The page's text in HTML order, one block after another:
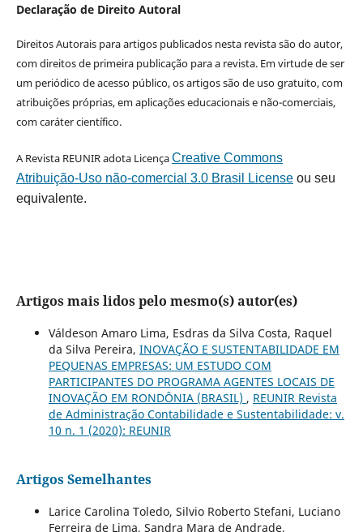
Declaração de Direito Autoral
Direitos Autorais para artigos publicados nesta revista são do autor,
com direitos de primeira publicação para a revista. Em virtude de ser
um periódico de acesso público, os artigos são de uso gratuito, com
atribuições próprias, em aplicações educacionais e não-comerciais,
com caráter científico.
A Revista REUNIR adota LicençaCreative Commons
Atribuição-Uso não-comercial 3.0 Brasil Licenseou seu
equivalente.
Artigos mais lidos pelo mesmo(s) autor(es)
Váldeson Amaro Lima, Esdras da Silva Costa, Raquel
da Silva Pereira, INOVAÇÃO E SUSTENTABILIDADE EM
PEQUENAS EMPRESAS: UM ESTUDO COM
PARTICIPANTES DO PROGRAMA AGENTES LOCAIS DE
INOVAÇÃO EM RONDÔNIA (BRASIL) , REUNIR Revista
de Administração Contabilidade e Sustentabilidade: v.
10 n. 1 (2020): REUNIR
Artigos Semelhantes
Larice Carolina Toledo, Silvio Roberto Stefani, Luciano
Ferreira de Lima, Sandra Mara de Andrade,